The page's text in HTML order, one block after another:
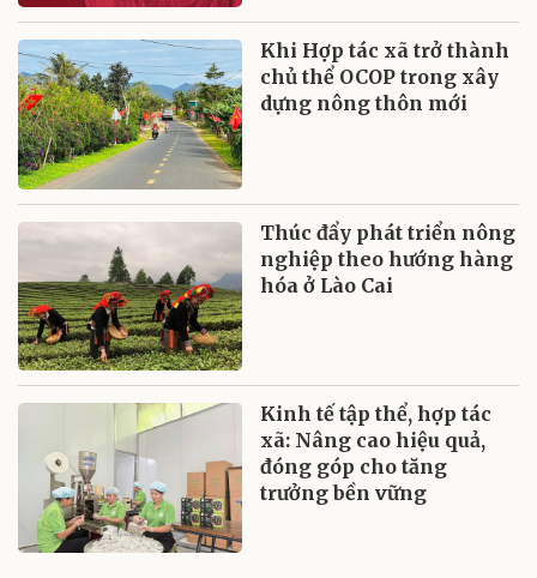
Khi Hợp tác xã trở thành
chủ thể OCOP trong xây
dựng nông thôn mới
Thúc đẩy phát triển nông
nghiệp theo hướng hàng
hóa ở Lào Cai
Kinh tế tập thể, hợp tác
xã: Nâng cao hiệu quả,
đóng góp cho tăng
trưởng bền vững